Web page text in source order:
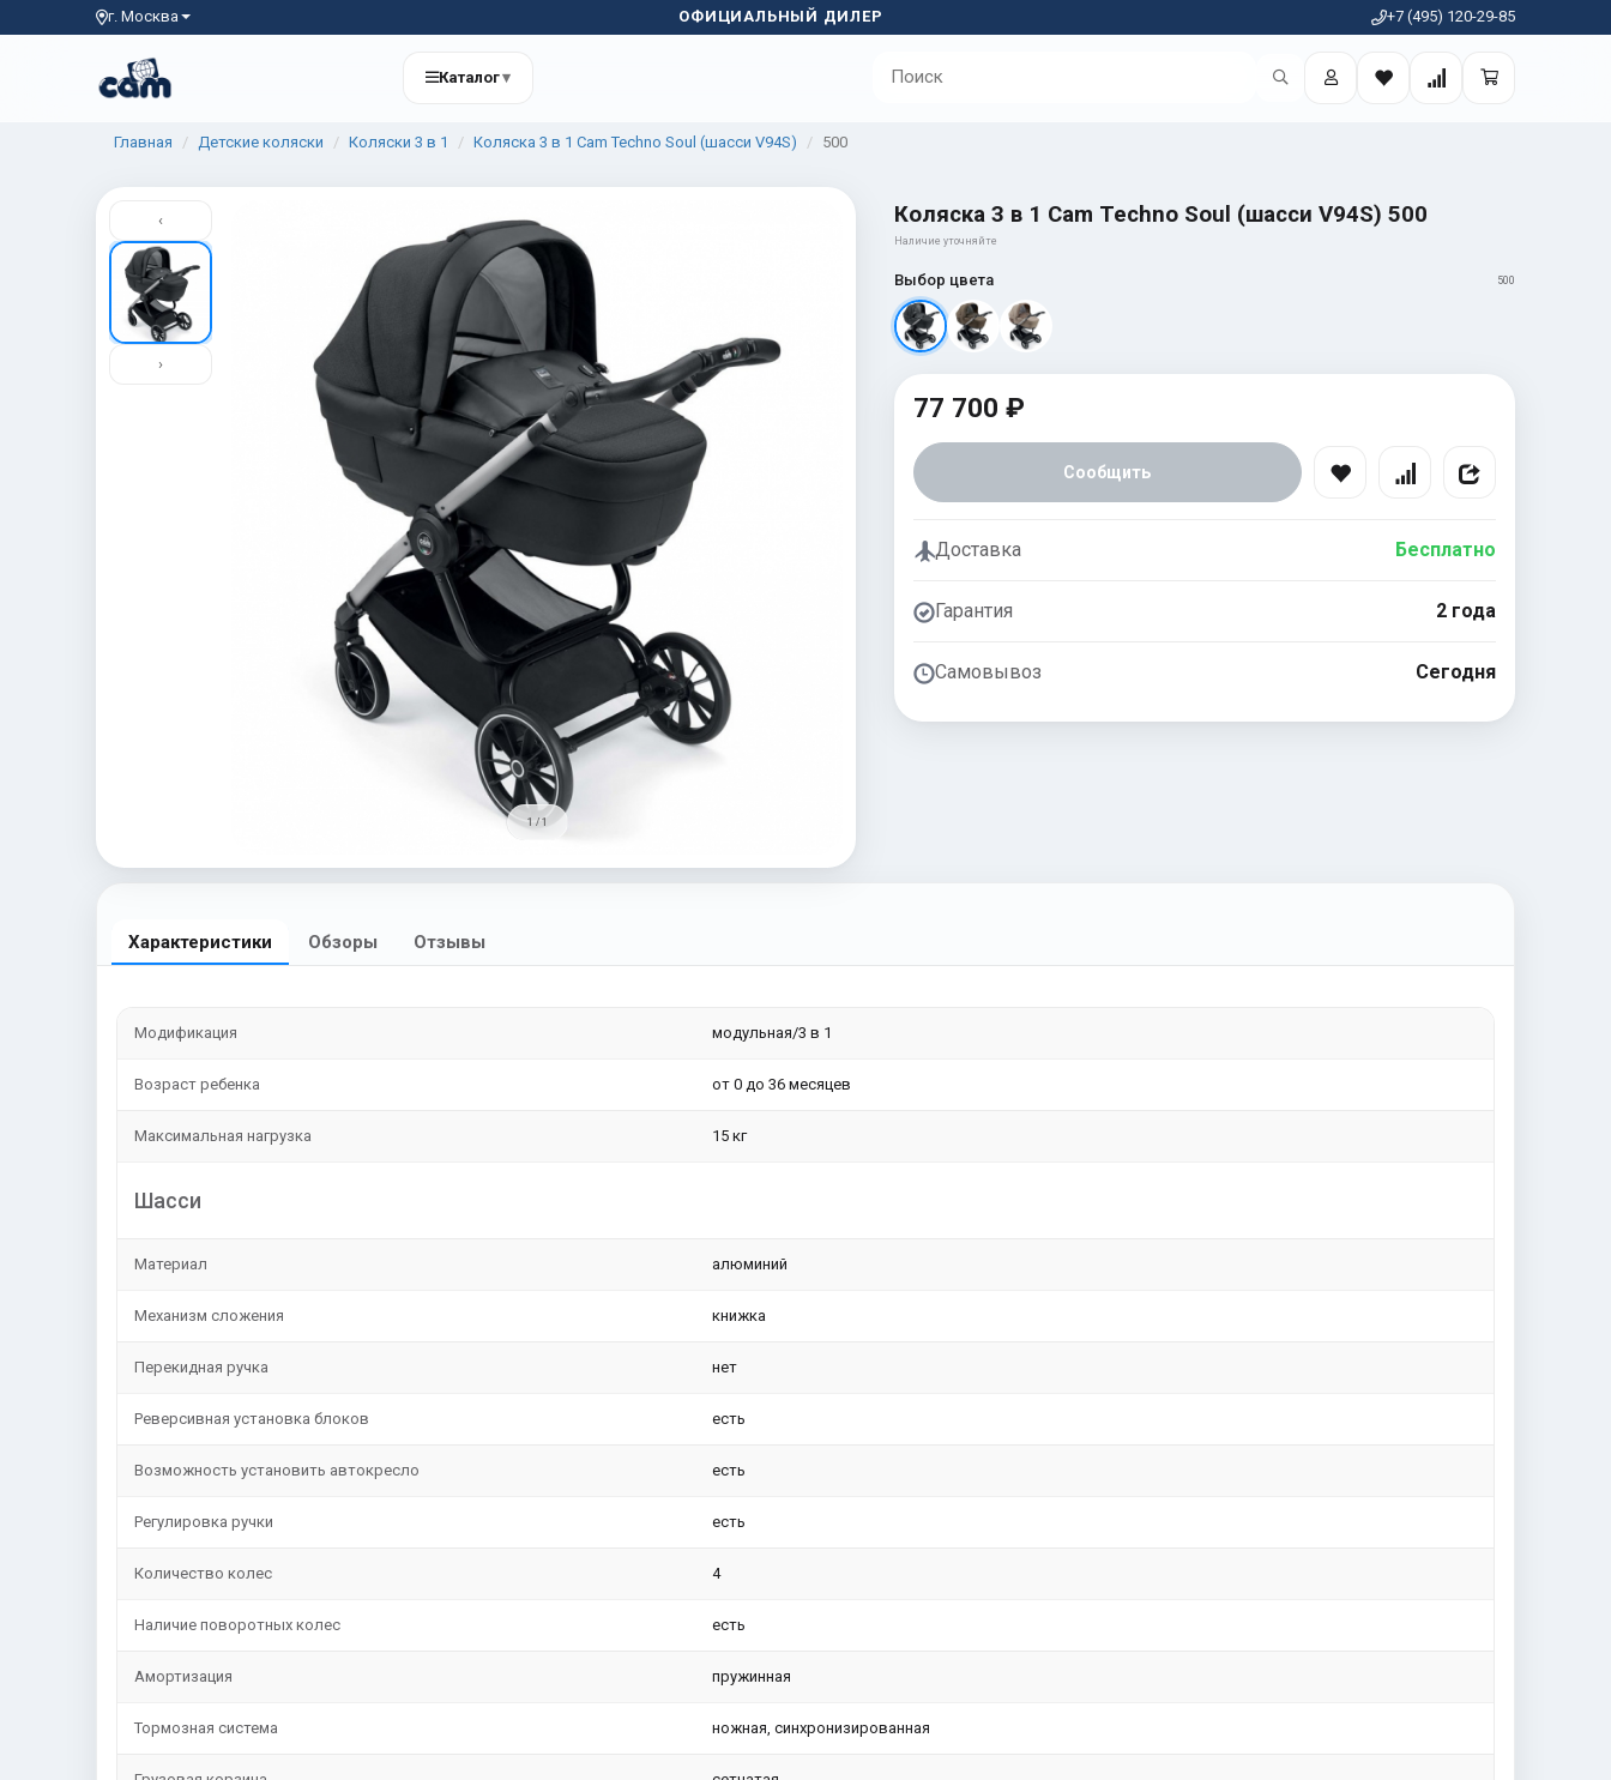
г. Москва ОФИЦИАЛЬНЫЙ ДИЛЕР +7 (495) 120-29-85
Каталог▾
Главная Детские коляски Коляски 3 в 1 Коляска 3 в 1 Cam Techno Soul (шасси V94S) 500
‹
›
1 / 1
Коляска 3 в 1 Cam Techno Soul (шасси V94S) 500
Наличие уточняйте
Выбор цвета 500
77 700 ₽
Сообщить
Доставка Бесплатно
Гарантия 2 года
Самовывоз Сегодня
Характеристики Обзоры Отзывы
Модификация модульная/3 в 1
Возраст ребенка от 0 до 36 месяцев
Максимальная нагрузка 15 кг
Шасси
Материал алюминий
Механизм сложения книжка
Перекидная ручка нет
Реверсивная установка блоков есть
Возможность установить автокресло есть
Регулировка ручки есть
Количество колес 4
Наличие поворотных колес есть
Амортизация пружинная
Тормозная система ножная, синхронизированная